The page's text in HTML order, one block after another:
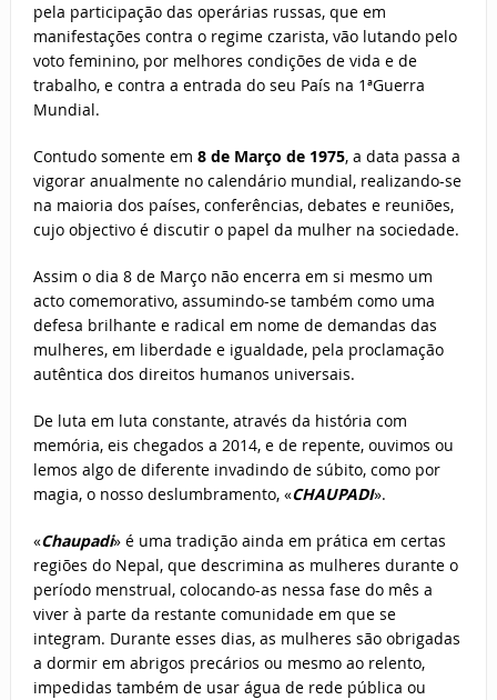
pela participação das operárias russas, que em
manifestações contra o regime czarista, vão lutando pelo
voto feminino, por melhores condições de vida e de
trabalho, e contra a entrada do seu País na 1ªGuerra
Mundial.
Contudo somente em 8 de Março de 1975, a data passa a
vigorar anualmente no calendário mundial, realizando-se
na maioria dos países, conferências, debates e reuniões,
cujo objectivo é discutir o papel da mulher na sociedade.
Assim o dia 8 de Março não encerra em si mesmo um
acto comemorativo, assumindo-se também como uma
defesa brilhante e radical em nome de demandas das
mulheres, em liberdade e igualdade, pela proclamação
autêntica dos direitos humanos universais.
De luta em luta constante, através da história com
memória, eis chegados a 2014, e de repente, ouvimos ou
lemos algo de diferente invadindo de súbito, como por
magia, o nosso deslumbramento, «CHAUPADI».
«Chaupadi» é uma tradição ainda em prática em certas
regiões do Nepal, que descrimina as mulheres durante o
período menstrual, colocando-as nessa fase do mês a
viver à parte da restante comunidade em que se
integram. Durante esses dias, as mulheres são obrigadas
a dormir em abrigos precários ou mesmo ao relento,
impedidas também de usar água de rede pública ou